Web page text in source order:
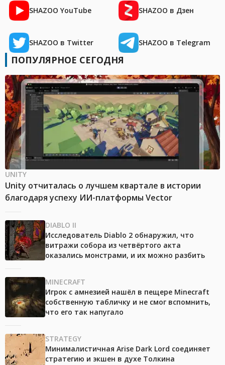
SHAZOO YouTube SHAZOO в Дзен
SHAZOO в Twitter SHAZOO в Telegram
ПОПУЛЯРНОЕ СЕГОДНЯ
UNITY
Unity отчиталась о лучшем квартале в истории
благодаря успеху ИИ-платформы Vector
DIABLO II
Исследователь Diablo 2 обнаружил, что
витражи собора из четвёртого акта
оказались монстрами, и их можно разбить
MINECRAFT
Игрок с амнезией нашёл в пещере Minecraft
собственную табличку и не смог вспомнить,
что его так напугало
STRATEGY
Минималистичная Arise Dark Lord соединяет
стратегию и экшен в духе Толкина